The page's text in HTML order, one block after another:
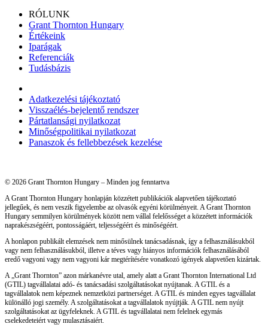
RÓLUNK
Grant Thornton Hungary
Értékeink
Iparágak
Referenciák
Tudásbázis
Adatkezelési tájékoztató
Visszaélés-bejelentő rendszer
Pártatlansági nyilatkozat
Minőségpolitikai nyilatkozat
Panaszok és fellebbezések kezelése
© 2026 Grant Thornton Hungary – Minden jog fenntartva
A Grant Thornton Hungary honlapján közzétett publikációk alapvetően tájékoztató
jellegűek, és nem veszik figyelembe az olvasók egyéni körülményeit. A Grant Thornton
Hungary semmilyen körülmények között nem vállal felelősséget a közzétett információk
naprakészségéért, pontosságáért, teljességéért és minőségéért.
A honlapon publikált elemzések nem minősülnek tanácsadásnak, így a felhasználásukból
vagy nem felhasználásukból, illetve a téves vagy hiányos információk felhasználásából
eredő vagyoni vagy nem vagyoni kár megtérítésére vonatkozó igények alapvetően kizártak.
A „Grant Thornton” azon márkanévre utal, amely alatt a Grant Thornton International Ltd
(GTIL) tagvállalatai adó- és tanácsadási szolgáltatásokat nyújtanak. A GTIL és a
tagvállalatok nem képeznek nemzetközi partnerséget. A GTIL és minden egyes tagvállalat
különálló jogi személy. A szolgáltatásokat a tagvállalatok nyújtják. A GTIL nem nyújt
szolgáltatásokat az ügyfeleknek. A GTIL és tagvállalatai nem felelnek egymás
cselekedeteiért vagy mulasztásaiért.